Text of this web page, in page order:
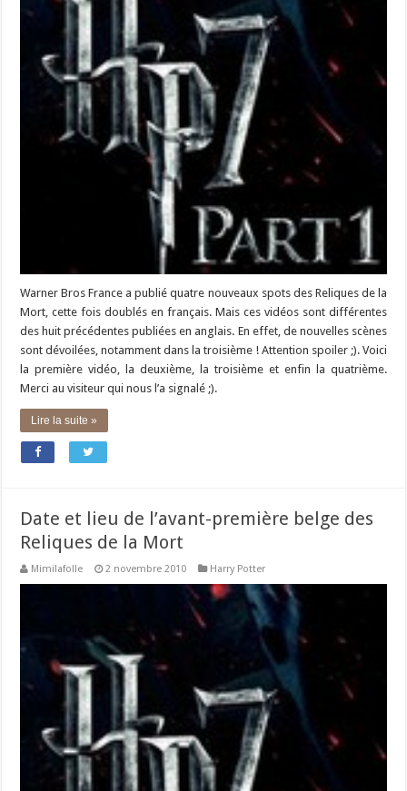
Warner Bros France a publié quatre nouveaux spots des Reliques de la
Mort, cette fois doublés en français. Mais ces vidéos sont différentes
des huit précédentes publiées en anglais. En effet, de nouvelles scènes
sont dévoilées, notamment dans la troisième ! Attention spoiler ;). Voici
la première vidéo, la deuxième, la troisième et enfin la quatrième.
Merci au visiteur qui nous l’a signalé ;).
Lire la suite »
Date et lieu de l’avant-première belge des
Reliques de la Mort
Mimilafolle 2 novembre 2010 Harry Potter